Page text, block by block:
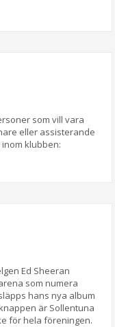
som vill vara
eller assisterande
klubben:
Ed Sheeran
som numera
hans nya album
är Sollentuna
för hela föreningen.